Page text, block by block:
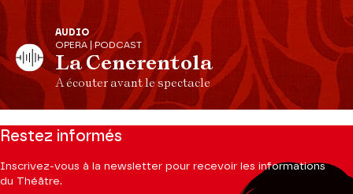
AUDIO
OPERA | PODCAST
La Cenerentola
A écouter avant le spectacle
Restez informés
Inscrivez-vous à la newsletter pour recevoir les informations
du Théâtre.